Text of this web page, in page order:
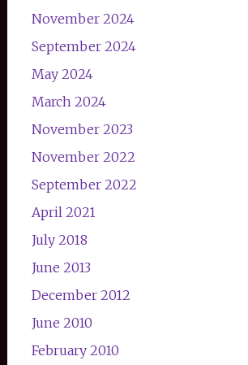
November 2024
September 2024
May 2024
March 2024
November 2023
November 2022
September 2022
April 2021
July 2018
June 2013
December 2012
June 2010
February 2010